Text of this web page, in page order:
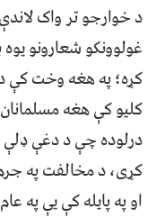
د خوارجو تر واک
غولوونکو شعارونو
کړه؛ په هغه وخت کې د
کلیو کې هغه
درلوده چې د دغې
کړی، د مخالفت په
او په پایله کې یې